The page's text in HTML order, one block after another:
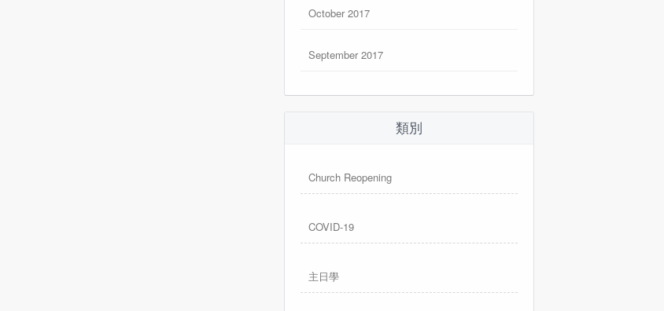
October 2017
September 2017
類別
Church Reopening
COVID-19
主日學